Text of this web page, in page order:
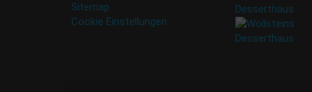
Sitemap
Cookie Einstellungen